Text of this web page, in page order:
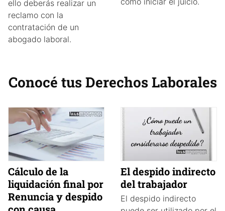
ello deberás realizar un
reclamo con la
contratación de un
abogado laboral.
Conocé tus Derechos Laborales
Cálculo de la
liquidación final por
Renuncia y despido
El despido indirecto
del trabajador
El despido indirecto